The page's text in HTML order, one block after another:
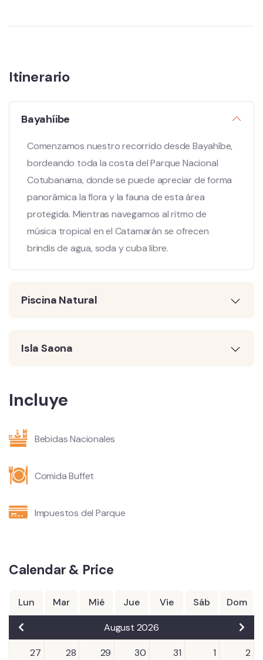
Itinerario
Bayahíibe
Comenzamos nuestro recorrido desde Bayahíbe,
bordeando toda la costa del Parque Nacional
Cotubanama, donde se puede apreciar de forma
panorámica la flora y la fauna de esta área
protegida. Mientras navegamos al ritmo de
música tropical en el Catamarán se ofrecen
brindis de agua, soda y cuba libre.
Piscina Natural
Isla Saona
Incluye
Bebidas Nacionales
Comida Buffet
Impuestos del Parque
Calendar & Price
Lun Mar Mié Jue Vie Sáb Dom
August 2026
27 28 29 30 31 1 2